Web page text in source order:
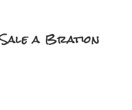
Sale a Bration